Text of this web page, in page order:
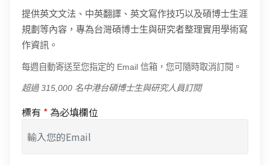
提供英文文法、中英翻譯、英文寫作技巧以及碩博士生涯
規劃等內容，專為台灣碩博士生與研究者整理實用學術寫
作資訊。
每週自動寄送至您指定的 Email 信箱，您可隨時取消訂閱。
超過 315,000 名中港台碩博士生與研究人員訂閱
標有 * 為必填欄位